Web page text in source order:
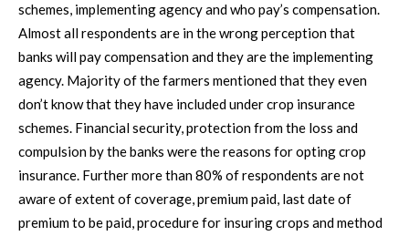
schemes, implementing agency and who pay’s compensation.
Almost all respondents are in the wrong perception that
banks will pay compensation and they are the implementing
agency. Majority of the farmers mentioned that they even
don’t know that they have included under crop insurance
schemes. Financial security, protection from the loss and
compulsion by the banks were the reasons for opting crop
insurance. Further more than 80% of respondents are not
aware of extent of coverage, premium paid, last date of
premium to be paid, procedure for insuring crops and method